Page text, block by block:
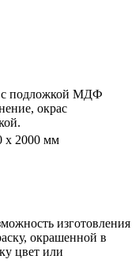
с подложкой МДФ
окрас
x 2000 мм
изготовления
окрашенной в
цвет или